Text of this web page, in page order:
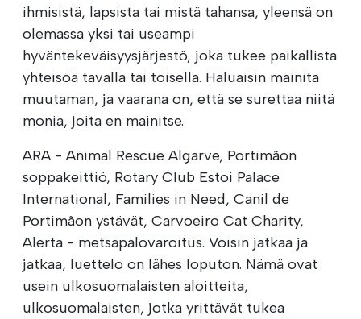
ihmisistä, lapsista tai mistä tahansa, yleensä on
olemassa yksi tai useampi
hyväntekeväisyysjärjestö, joka tukee paikallista
yhteisöä tavalla tai toisella. Haluaisin mainita
muutaman, ja vaarana on, että se surettaa niitä
monia, joita en mainitse.
ARA - Animal Rescue Algarve, Portimãon
soppakeittiö, Rotary Club Estoi Palace
International, Families in Need, Canil de
Portimãon ystävät, Carvoeiro Cat Charity,
Alerta - metsäpalovaroitus. Voisin jatkaa ja
jatkaa, luettelo on lähes loputon. Nämä ovat
usein ulkosuomalaisten aloitteita,
ulkosuomalaisten, jotka yrittävät tukea